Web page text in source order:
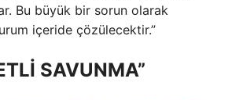
Bu büyük bir sorun olarak
içeride çözülecektir.”
SAVUNMA”